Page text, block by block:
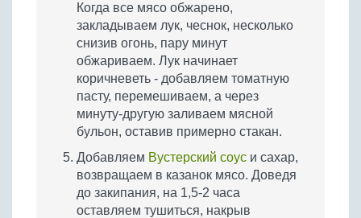
Когда все мясо обжарено,
закладываем лук, чеснок, несколько
снизив огонь, пару минут
обжариваем. Лук начинает
коричневеть - добавляем томатную
пасту, перемешиваем, а через
минуту-другую заливаем мясной
бульон, оставив примерно стакан.
Добавляем Вустерский соус и сахар,
возвращаем в казанок мясо. Доведя
до закипания, на 1,5-2 часа
оставляем тушиться, накрыв